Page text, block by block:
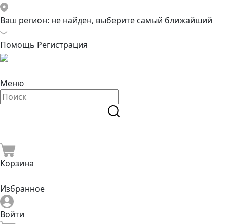
Ваш регион: не найден, выберите самый ближайший
Помощь Регистрация
Меню
Корзина
Избранное
Войти